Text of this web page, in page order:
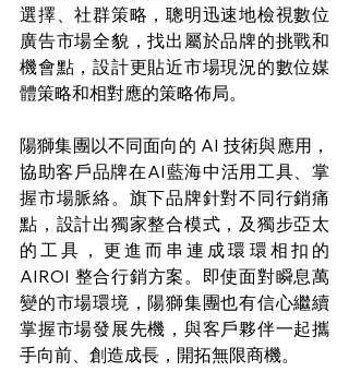
選擇、社群策略，聰明迅速地檢視數位
廣告市場全貌，找出屬於品牌的挑戰和
機會點，設計更貼近市場現況的數位媒
體策略和相對應的策略佈局。
陽獅集團以不同面向的 AI 技術與應用，
協助客戶品牌在AI藍海中活用工具、掌
握市場脈絡。旗下品牌針對不同行銷痛
點，設計出獨家整合模式，及獨步亞太
的工具，更進而串連成環環相扣的
AIROI 整合行銷方案。即使面對瞬息萬
變的市場環境，陽獅集團也有信心繼續
掌握市場發展先機，與客戶夥伴一起攜
手向前、創造成長，開拓無限商機。